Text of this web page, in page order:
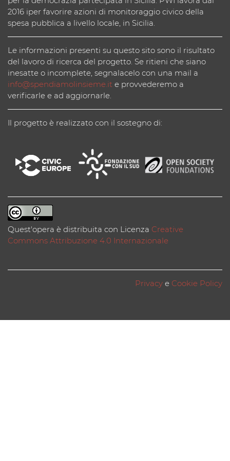
2016 iper favorire azioni di monitoraggio civico della
spesa pubblica a livello locale, in Sicilia.
Le informazioni presenti su questo sito sono il risultato
del lavoro di ricerca del progetto. Se ritieni che siano
inesatte o incomplete, segnalacelo con una mail a
info@spendiamolinsieme.it e provvederemo a
verificarle e ad aggiornarle.
Il progetto è realizzato con il sostegno di:
Quest'opera è distribuita con Licenza Creative
Commons Attribuzione 4.0 Internazionale
Privacy e Cookie Policy